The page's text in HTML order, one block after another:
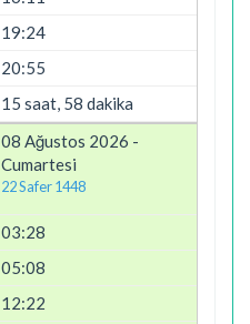
19:24
20:55
15 saat, 58 dakika
08 Ağustos 2026 -
Cumartesi
22 Safer 1448
03:28
05:08
12:22